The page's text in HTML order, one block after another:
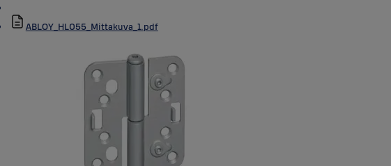
ABLOY_HL055_Mittakuva_1.pdf